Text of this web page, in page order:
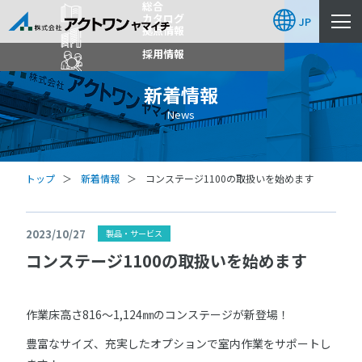
総合
カタログ
拠点情報
採用情報
JP
新着情報
News
トップ 新着情報 コンステージ1100の取扱いを始めます
2023/10/27 製品・サービス
コンステージ1100の取扱いを始めます
作業床高さ816～1,124㎜のコンステージが新登場！
豊富なサイズ、充実したオプションで室内作業をサポートし